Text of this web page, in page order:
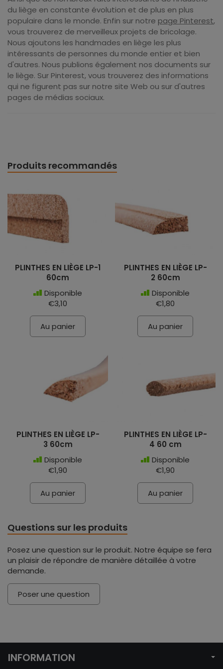
du liège en constante évolution et de plus en plus
populaire dans le monde. Enfin sur notre page Pinterest,
vous trouverez de merveilleux projets de bricolage.
Nous ajoutons les handmades en liège les plus
intéressants de personnes du monde entier et bien
d'autres. Nous publions également nos documents sur
le liège. Sur Pinterest, vous trouverez des informations
qui ne figurent pas sur notre site Web ou sur d'autres
pages de médias sociaux.
Produits recommandés
PLINTHES EN LIÈGE LP-1
60cm
Disponible
€3,10
Au panier
PLINTHES EN LIÈGE LP-
2 60cm
Disponible
€1,80
Au panier
PLINTHES EN LIÈGE LP-
3 60cm
Disponible
€1,90
Au panier
PLINTHES EN LIÈGE LP-
4 60 cm
Disponible
€1,90
Au panier
Questions sur les produits
Posez une question sur le produit. Notre équipe se fera
un plaisir de répondre de manière détaillée à votre
demande.
Poser une question
INFORMATION